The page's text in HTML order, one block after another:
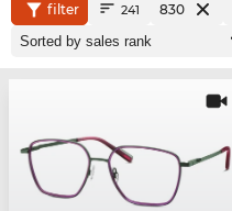
filter 241 830